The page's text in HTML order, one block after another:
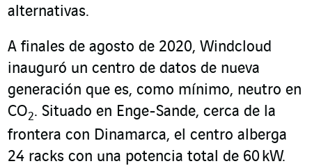
alternativas.
A finales de agosto de 2020, Windcloud
inauguró un centro de datos de nueva
generación que es, como mínimo, neutro en
CO2. Situado en Enge-Sande, cerca de la
frontera con Dinamarca, el centro alberga
24 racks con una potencia total de 60 kW.